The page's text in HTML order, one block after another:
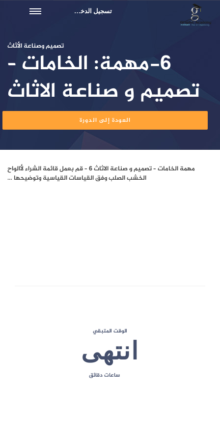
تسجيل الدخول
تصميم وصناعة الأثاث
6-مهمة: الخامات –
تصميم و صناعة الاثاث
العودة إلى الدورة
مهمة الخامات – تصميم و صناعة الاثاث 6 – قم بعمل قائمة الشراء لأالواح
الخشب الصلب وفق القياسات القياسية وتوضيحها …
انتهى
الوقت المتبقي
ساعاتدقائق